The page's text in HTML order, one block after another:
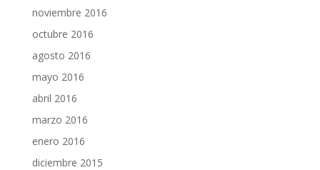
noviembre 2016
octubre 2016
agosto 2016
mayo 2016
abril 2016
marzo 2016
enero 2016
diciembre 2015